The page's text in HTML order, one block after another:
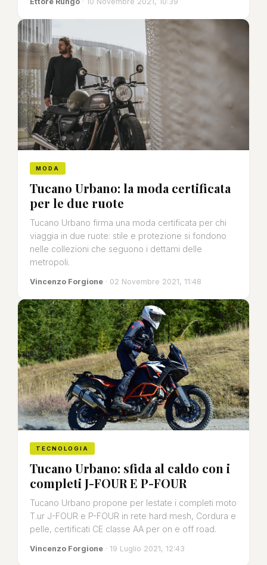
MODA
Tucano Urbano: la moda certificata
per le due ruote
Tucano Urbano firma una moda certificata per chi
viaggia in due ruote: stile e protezione si fondono
nelle collezioni che seguono i dettami delle
metropoli.
Vincenzo Forgione · 02 Novembre 2021, 11:48
TECNOLOGIA
Tucano Urbano: sfida al caldo con i
completi J-FOUR E P-FOUR
Tucano Urbano propone per lestate i completi moto
T.ur J-FOUR e P-FOUR in rete hard mesh, Cordura e
pelle, certificati CE classe AA per on e off road.
Vincenzo Forgione · 19 Luglio 2021, 12:43